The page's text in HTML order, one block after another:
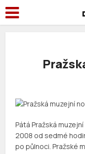
Pátá Pražská
2008 od sedmé
po půlnoci. Pražské